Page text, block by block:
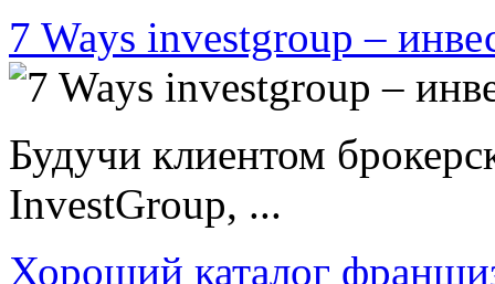
7 Ways investgroup –
Будучи клиентом
InvestGroup, ...
Хороший каталог